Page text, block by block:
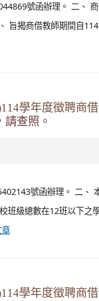
號函辦理。 二、
旨揭商借教師期間自
學年度徵聘商
查照。
號函辦理。 二、
班級總數在12班以下之
學年度徵聘商